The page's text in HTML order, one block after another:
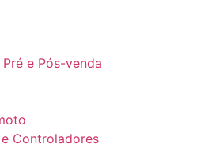
e Pós-venda
Controladores